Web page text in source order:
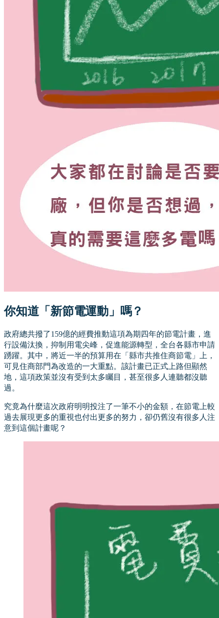
你知道「新節電運動」嗎？
政府總共撥了159億的經費推動這項為期四年的節電計畫，進
行設備汰換，抑制用電尖峰，促進能源轉型，全台各縣市申請
踴躍。其中，將近一半的預算用在「縣市共推住商節電」上，
可見住商部門為改造的一大重點。該計畫已正式上路但顯然
地，這項政策並沒有受到太多矚目，甚至很多人連聽都沒聽
過。
究竟為什麼這次政府明明投注了一筆不小的金額，在節電上較
過去展現更多的重視也付出更多的努力，卻仍舊沒有很多人注
意到這個計畫呢？